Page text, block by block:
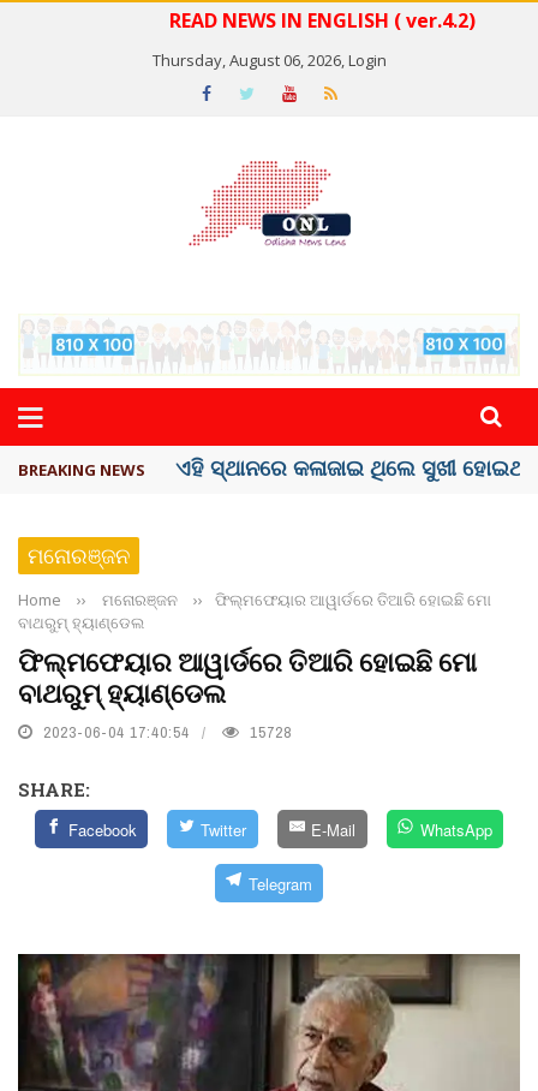
READ NEWS IN ENGLISH ( ver.4.2)
Thursday, August 06, 2026,Login
BREAKING NEWS ଦେଶରେ ପ୍ଲାଷ୍ଟିକ୍ ନୋଟ୍‌ ପ୍ରଚଳନ ...
ମନୋରଞ୍ଜନ
Home ›› ମନୋରଞ୍ଜନ ››
ଫିଲ୍ମଫେୟାର ଆୱାର୍ଡରେ ତିଆରି ହୋଇଛି ମୋ
ବାଥରୁମ୍‌ ହ୍ୟାଣ୍ଡେଲ
ଫିଲ୍ମଫେୟାର ଆୱାର୍ଡରେ ତିଆରି ହୋଇଛି ମୋ
ବାଥରୁମ୍‌ ହ୍ୟାଣ୍ଡେଲ
2023-06-04 17:40:54 15728
SHARE:
Facebook Twitter E-Mail WhatsApp
Telegram